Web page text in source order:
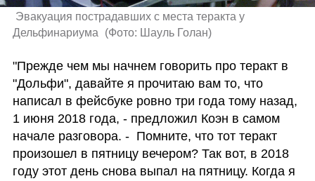
Дельфинариума
(Фото: Шауль Голан)
"Прежде чем мы начнем говорить про теракт в
"Дольфи", давайте я прочитаю вам то, что
написал в фейсбуке ровно три года тому назад,
1 июня 2018 года, - предложил Коэн в самом
начале разговора. -  Помните, что тот теракт
произошел в пятницу вечером? Так вот, в 2018
году этот день снова выпал на пятницу. Когда я